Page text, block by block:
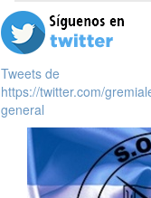
Tweets de
https://twitter.com/
general